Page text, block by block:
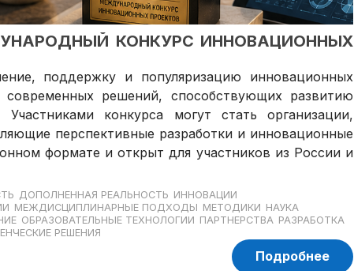
КОНКУРС ИННОВАЦИОННЫХ
поддержку и популяризацию инновационных
современных решений, способствующих развитию
конкурса могут стать организации,
перспективные разработки и инновационные
формате и открыт для участников из России и
ДОПОЛНЕННАЯ РЕАЛЬНОСТЬ ИННОВАЦИИ
МЕЖДИСЦИПЛИНАРНЫЕ ПОДХОДЫ МЕТОДИКИ НАУКА
ОБРАЗОВАТЕЛЬНЫЕ ТЕХНОЛОГИИ ПАРТНЕРСТВА РАЗРАБОТКА
РЕШЕНИЯ
Подробнее